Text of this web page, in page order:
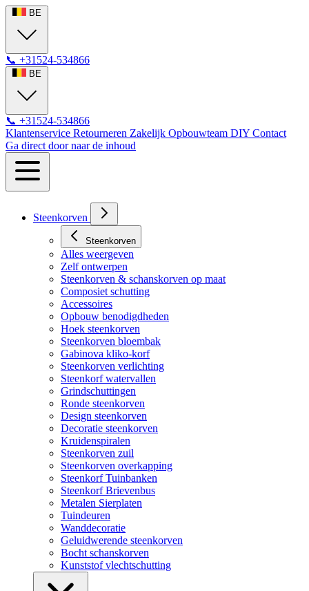
BE
📞 +31524-534866
BE
📞 +31524-534866
Klantenservice Retourneren Zakelijk Opbouwteam DIY Contact
Ga direct door naar de inhoud
Steenkorven
Steenkorven
Alles weergeven
Zelf ontwerpen
Steenkorven & schanskorven op maat
Composiet schutting
Accessoires
Opbouw benodigdheden
Hoek steenkorven
Steenkorven bloembak
Gabinova kliko-korf
Steenkorven verlichting
Steenkorf watervallen
Grindschuttingen
Ronde steenkorven
Design steenkorven
Decoratie steenkorven
Kruidenspiralen
Steenkorven zuil
Steenkorven overkapping
Steenkorf Tuinbanken
Steenkorf Brievenbus
Metalen Sierplaten
Tuindeuren
Wanddecoratie
Geluidwerende steenkorven
Bocht schanskorven
Kunststof vlechtschutting